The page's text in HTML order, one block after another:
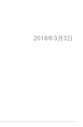
2018年3月3日